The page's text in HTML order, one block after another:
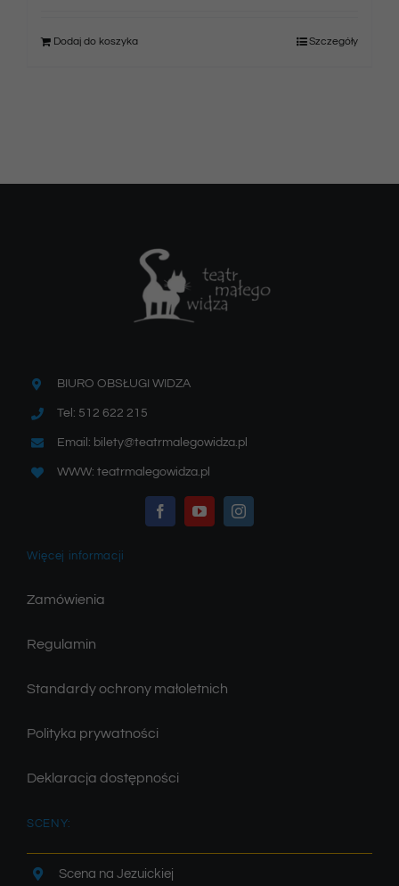
Dodaj do koszyka Szczegóły
BIURO OBSŁUGI WIDZA
Tel: 512 622 215
Email: bilety@teatrmalegowidza.pl
WWW: teatrmalegowidza.pl
Więcej informacji
Zamówienia
Regulamin
Standardy ochrony małoletnich
Polityka prywatności
Deklaracja dostępności
SCENY:
Scena na Jezuickiej